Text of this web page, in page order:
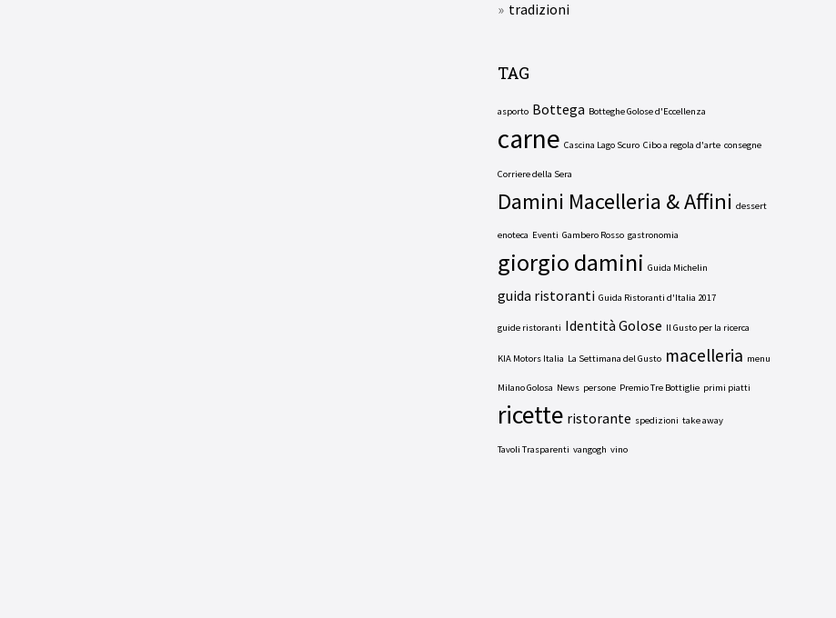
tradizioni
TAG
asporto Bottega Botteghe Golose d'Eccellenza
carne Cascina Lago Scuro Cibo a regola d'arte consegne
Corriere della Sera
Damini Macelleria & Affini dessert
enoteca Eventi Gambero Rosso gastronomia
giorgio damini Guida Michelin
guida ristoranti Guida Ristoranti d'Italia 2017
guide ristoranti Identità Golose Il Gusto per la ricerca
KIA Motors Italia La Settimana del Gusto macelleria menu
Milano Golosa News persone Premio Tre Bottiglie primi piatti
ricette ristorante spedizioni take away
Tavoli Trasparenti vangogh vino